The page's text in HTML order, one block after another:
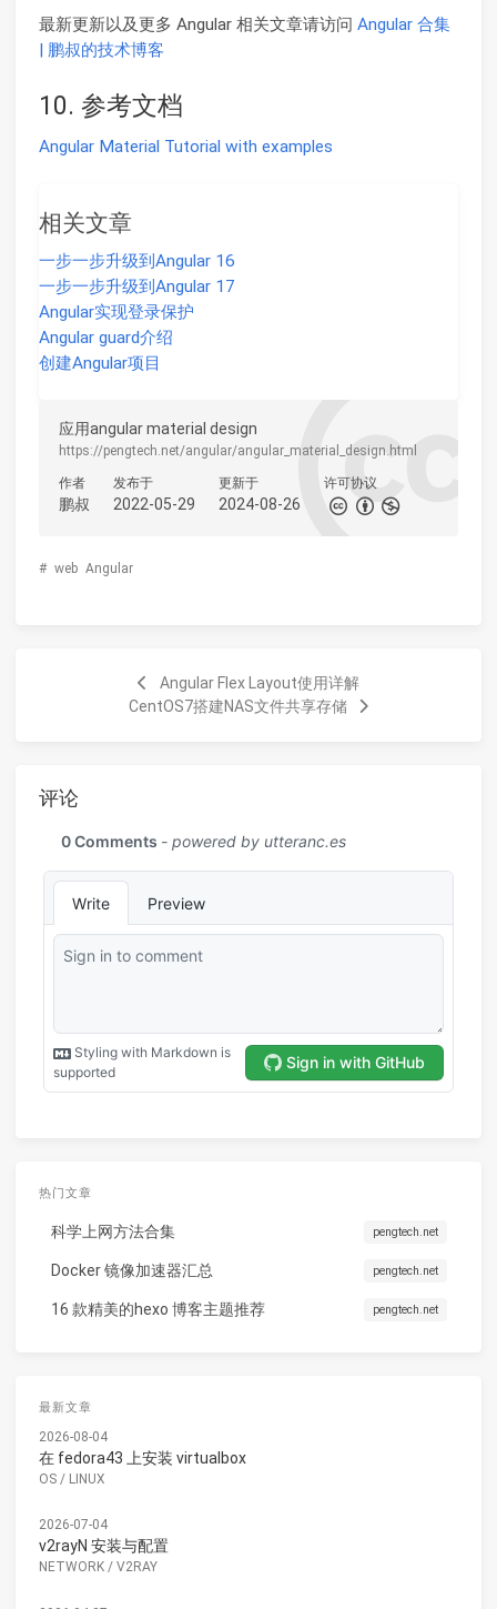
最新更新以及更多 Angular 相关文章请访问 Angular 合集
| 鹏叔的技术博客
10. 参考文档
Angular Material Tutorial with examples
相关文章
一步一步升级到Angular 16
一步一步升级到Angular 17
Angular实现登录保护
Angular guard介绍
创建Angular项目
应用angular material design
https://pengtech.net/angular/angular_material_design.html
作者
鹏叔
发布于
2022-05-29
更新于
2024-08-26
许可协议
# web Angular
Angular Flex Layout使用详解
CentOS7搭建NAS文件共享存储
评论
热门文章
科学上网方法合集 pengtech.net
Docker 镜像加速器汇总 pengtech.net
16 款精美的hexo 博客主题推荐 pengtech.net
最新文章
2026-08-04
在 fedora43 上安装 virtualbox
OS / LINUX
2026-07-04
v2rayN 安装与配置
NETWORK / V2RAY